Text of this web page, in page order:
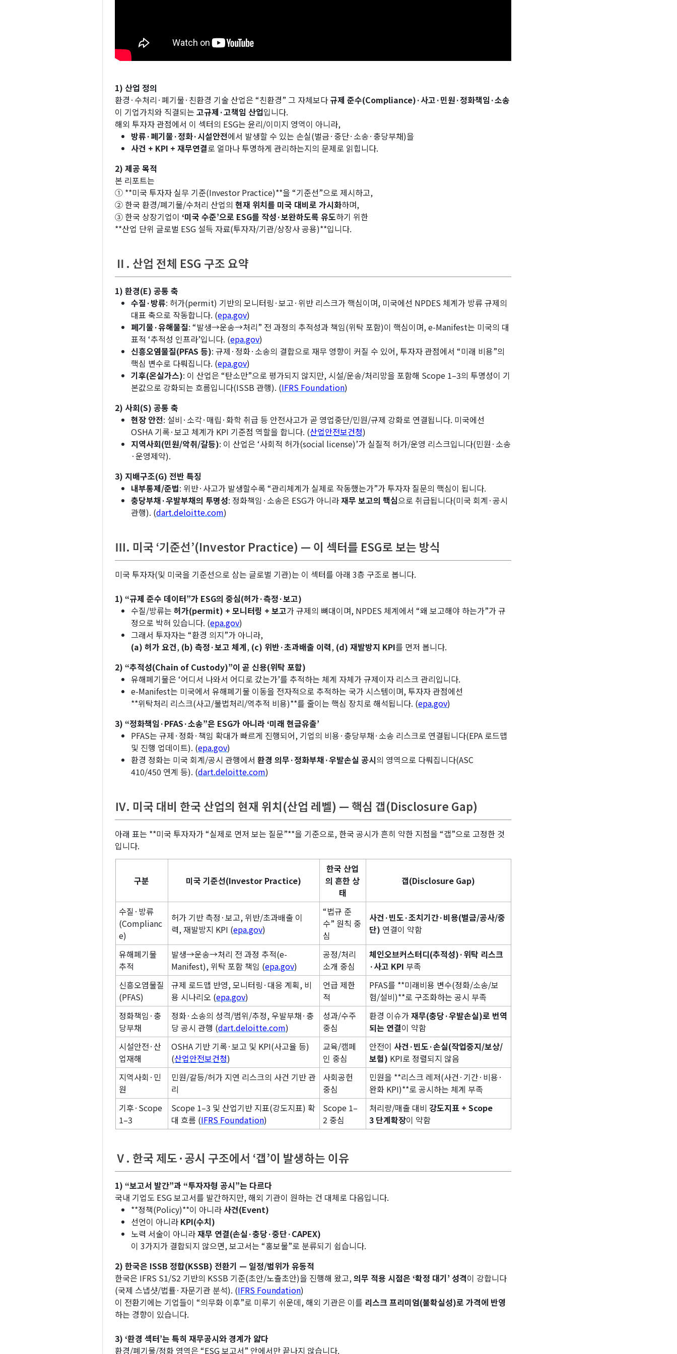
1) 산업 정의
환경·수처리·폐기물·친환경 기술 산업은 “친환경” 그 자체보다규제 준수(Compliance)·사고·민원·정화책임·소송
이 기업가치와 직결되는고규제·고책임 산업입니다.
해외 투자자 관점에서 이 섹터의 ESG는 윤리/이미지 영역이 아니라,
방류·폐기물·정화·시설안전에서 발생할 수 있는 손실(벌금·중단·소송·충당부채)을
사건 + KPI + 재무연결로 얼마나 투명하게 관리하는지의 문제로 읽힙니다.
2) 제공 목적
본 리포트는
① **미국 투자자 실무 기준(Investor Practice)**을 “기준선”으로 제시하고,
② 한국 환경/폐기물/수처리 산업의현재 위치를 미국 대비로 가시화하며,
③ 한국 상장기업이‘미국 수준’으로 ESG를 작성·보완하도록 유도하기 위한
**산업 단위 글로벌 ESG 설득 자료(투자자/기관/상장사 공용)**입니다.
Ⅱ. 산업 전체 ESG 구조 요약
1) 환경(E) 공통 축
수질·방류: 허가(permit) 기반의 모니터링·보고·위반 리스크가 핵심이며, 미국에선 NPDES 체계가 방류 규제의
대표 축으로 작동합니다. (epa.gov)
폐기물·유해물질: “발생→운송→처리” 전 과정의 추적성과 책임(위탁 포함)이 핵심이며, e-Manifest는 미국의 대
표적 ‘추적성 인프라’입니다. (epa.gov)
신흥오염물질(PFAS 등): 규제·정화·소송의 결합으로 재무 영향이 커질 수 있어, 투자자 관점에서 “미래 비용”의
핵심 변수로 다뤄집니다. (epa.gov)
기후(온실가스): 이 산업은 “탄소만”으로 평가되지 않지만, 시설/운송/처리망을 포함해 Scope 1–3의 투명성이 기
본값으로 강화되는 흐름입니다(ISSB 관행). (IFRS Foundation)
2) 사회(S) 공통 축
현장 안전: 설비·소각·매립·화학 취급 등 안전사고가 곧 영업중단/민원/규제 강화로 연결됩니다. 미국에선
OSHA 기록·보고 체계가 KPI 기준점 역할을 합니다. (산업안전보건청)
지역사회(민원/악취/갈등): 이 산업은 ‘사회적 허가(social license)’가 실질적 허가/운영 리스크입니다(민원·소송
·운영제약).
3) 지배구조(G) 전반 특징
내부통제/준법: 위반·사고가 발생할수록 “관리체계가 실제로 작동했는가”가 투자자 질문의 핵심이 됩니다.
충당부채·우발부채의 투명성: 정화책임·소송은 ESG가 아니라재무 보고의 핵심으로 취급됩니다(미국 회계·공시
관행). (dart.deloitte.com)
Ⅲ. 미국 ‘기준선’(Investor Practice) — 이 섹터를 ESG로 보는 방식
미국 투자자(및 미국을 기준선으로 삼는 글로벌 기관)는 이 섹터를 아래 3층 구조로 봅니다.
1) “규제 준수 데이터”가 ESG의 중심(허가·측정·보고)
수질/방류는허가(permit) + 모니터링 + 보고가 규제의 뼈대이며, NPDES 체계에서 “왜 보고해야 하는가”가 규
정으로 박혀 있습니다. (epa.gov)
그래서 투자자는 “환경 의지”가 아니라,
(a) 허가 요건, (b) 측정·보고 체계, (c) 위반·초과배출 이력, (d) 재발방지 KPI를 먼저 봅니다.
2) “추적성(Chain of Custody)”이 곧 신용(위탁 포함)
유해폐기물은 ‘어디서 나와서 어디로 갔는가’를 추적하는 체계 자체가 규제이자 리스크 관리입니다.
e-Manifest는 미국에서 유해폐기물 이동을 전자적으로 추적하는 국가 시스템이며, 투자자 관점에선
**위탁처리 리스크(사고/불법처리/역추적 비용)**를 줄이는 핵심 장치로 해석됩니다. (epa.gov)
3) “정화책임·PFAS·소송”은 ESG가 아니라 ‘미래 현금유출’
PFAS는 규제·정화·책임 확대가 빠르게 진행되어, 기업의 비용·충당부채·소송 리스크로 연결됩니다(EPA 로드맵
및 진행 업데이트). (epa.gov)
환경 정화는 미국 회계/공시 관행에서환경 의무·정화부채·우발손실 공시의 영역으로 다뤄집니다(ASC
410/450 연계 등). (dart.deloitte.com)
Ⅳ. 미국 대비 한국 산업의 현재 위치(산업 레벨) — 핵심 갭(Disclosure Gap)
아래 표는 **미국 투자자가 “실제로 먼저 보는 질문”**을 기준으로, 한국 공시가 흔히 약한 지점을 “갭”으로 고정한 것
입니다.
구분 미국 기준선(Investor Practice)
한국 산업
의 흔한 상
태
갭(Disclosure Gap)
수질·방류
(Complianc
e)
허가 기반 측정·보고, 위반/초과배출 이
력, 재발방지 KPI (epa.gov)
“법규 준
수” 원칙 중
심
사건·빈도·조치기간·비용(벌금/공사/중
단) 연결이 약함
유해폐기물
추적
발생→운송→처리 전 과정 추적(e-
Manifest), 위탁 포함 책임 (epa.gov)
공정/처리
소개 중심
체인오브커스터디(추적성)·위탁 리스크
·사고 KPI 부족
신흥오염물질
(PFAS)
규제 로드맵 반영, 모니터링·대응 계획, 비
용 시나리오 (epa.gov)
언급 제한
적
PFAS를 **미래비용 변수(정화/소송/보
험/설비)**로 구조화하는 공시 부족
정화책임·충
당부채
정화·소송의 성격/범위/추정, 우발부채·충
당 공시 관행 (dart.deloitte.com)
성과/수주
중심
환경 이슈가재무(충당·우발손실)로 번역
되는 연결이 약함
시설안전·산
업재해
OSHA 기반 기록·보고 및 KPI(사고율 등)
(산업안전보건청)
교육/캠페
인 중심
안전이 사건·빈도·손실(작업중지/보상/
보험) KPI로 정렬되지 않음
지역사회·민
원
민원/갈등/허가 지연 리스크의 사건 기반 관
리
사회공헌
중심
민원을 **리스크 레저(사건·기간·비용·
완화 KPI)**로 공시하는 체계 부족
기후·Scope
1–3
Scope 1–3 및 산업기반 지표(강도지표) 확
대 흐름 (IFRS Foundation)
Scope 1–
2 중심
처리량/매출 대비 강도지표 + Scope
3 단계확장이 약함
Ⅴ. 한국 제도·공시 구조에서 ‘갭’이 발생하는 이유
1) “보고서 발간”과 “투자자형 공시”는 다르다
국내 기업도 ESG 보고서를 발간하지만, 해외 기관이 원하는 건 대체로 다음입니다.
**정책(Policy)**이 아니라 사건(Event)
선언이 아니라 KPI(수치)
노력 서술이 아니라재무 연결(손실·충당·중단·CAPEX)
이 3가지가 결합되지 않으면, 보고서는 “홍보물”로 분류되기 쉽습니다.
2) 한국은 ISSB 정합(KSSB) 전환기 — 일정/범위가 유동적
한국은 IFRS S1/S2 기반의 KSSB 기준(초안/노출초안)을 진행해 왔고,의무 적용 시점은 ‘확정 대기’ 성격이 강합니다
(국제 스냅샷/법률·자문기관 분석). (IFRS Foundation)
이 전환기에는 기업들이 “의무화 이후”로 미루기 쉬운데, 해외 기관은 이를 리스크 프리미엄(불확실성)로 가격에 반영
하는 경향이 있습니다.
3) ‘환경 섹터’는 특히 재무공시와 경계가 얇다
환경/폐기물/정화 영역은 “ESG 보고서” 안에서만 끝나지 않습니다.